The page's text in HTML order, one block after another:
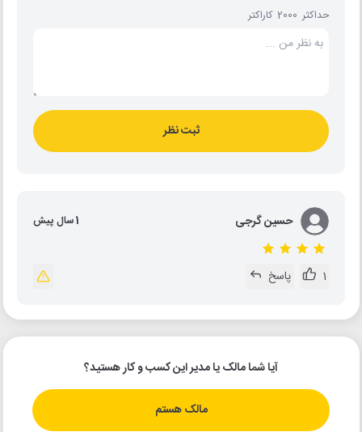
حداکثر 2000 کاراکتر
ثبت نظر
حسین گرجی 1 سال پیش
1 پاسخ
آیا شما مالک یا مدیر این کسب و کار هستید؟
مالک هستم